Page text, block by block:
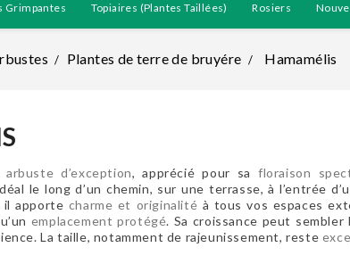
Grimpantes Topiaires (plantes Taillées) Rosiers
Plantes de terre de bruyére Hamamélis
arbuste d’exception, apprécié pour safloraison
le long d’un chemin, sur une terrasse, à l’entrée
il apporte charme et originalité à tous vos espaces
emplacement protégé. Sa croissance peut
La taille, notamment de rajeunissement, reste